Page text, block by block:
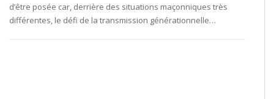
d’être posée car, derrière des situations maçonniques très
différentes, le défi de la transmission générationnelle…